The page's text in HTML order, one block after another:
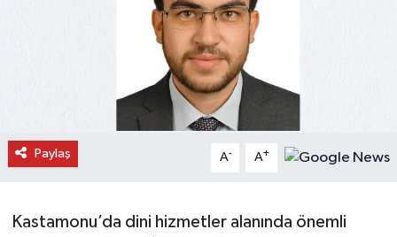
Paylaş A- A+
Kastamonu’da dini hizmetler alanında önemli
Doğanyurt Haberleri
Hanönü Haberleri
İhsangazi Haberleri
İnebolu Haberleri